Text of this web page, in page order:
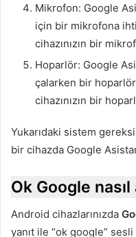
Mikrofon: Google
için bir mikrofona
cihazınızın bir
Hoparlör: Google
çalarken bir
cihazınızın bir
Yukarıdaki sistem
bir cihazda Google
Ok Google nasıl
Android cihazlarınızda
yanıt ile “ok google”